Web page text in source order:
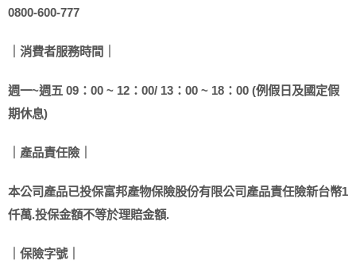
0800-600-777
｜消費者服務時間｜
週一~週五 09：00 ~ 12：00/ 13：00 ~ 18：00 (例假日及國定假
期休息)
｜產品責任險｜
本公司產品已投保富邦產物保險股份有限公司產品責任險新台幣1
仟萬.投保金額不等於理賠金額.
｜保險字號｜